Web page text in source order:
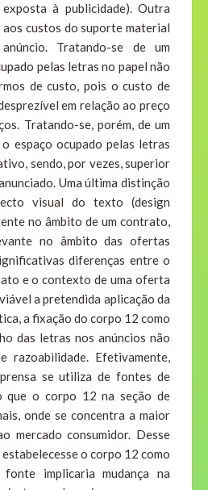
à publicidade). Outra
custos do suporte material
Tratando-se de um
pelas letras no papel não
de custo, pois o custo de
em relação ao preço
Tratando-se, porém, de um
espaço ocupado pelas letras
sendo, por vezes, superior
Uma última distinção
visual do texto (design
no âmbito de um contrato,
no âmbito das ofertas
diferenças entre o
e o contexto de uma oferta
a pretendida aplicação da
a fixação do corpo 12 como
das letras nos anúncios não
razoabilidade. Efetivamente,
se utiliza de fontes de
que o corpo 12 na seção de
onde se concentra a maior
mercado consumidor. Desse
o corpo 12 como
implicaria mudança na